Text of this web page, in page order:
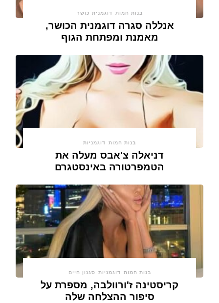
בנות חמות דוגמנית כושר
אנללה סגרה דוגמנית הכושר,
מאמנת ומפתחת הגוף
בנות חמות דוגמניות
דניאלה צ'אבס מעלה את
הטמפרטורה באינסטגרם
בנות חמות דוגמניות סגנון חיים
קריסטינה ז'ורוולבה, מספרת על
סיפור ההצלחה שלה